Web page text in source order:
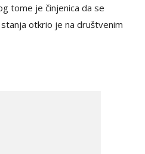
tome je činjenica da se
otkrio je na društvenim